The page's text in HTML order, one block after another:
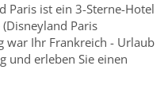
Paris ist ein 3-Sterne-Hotel
Paris
war Ihr Frankreich - Urlaub
und erleben Sie einen